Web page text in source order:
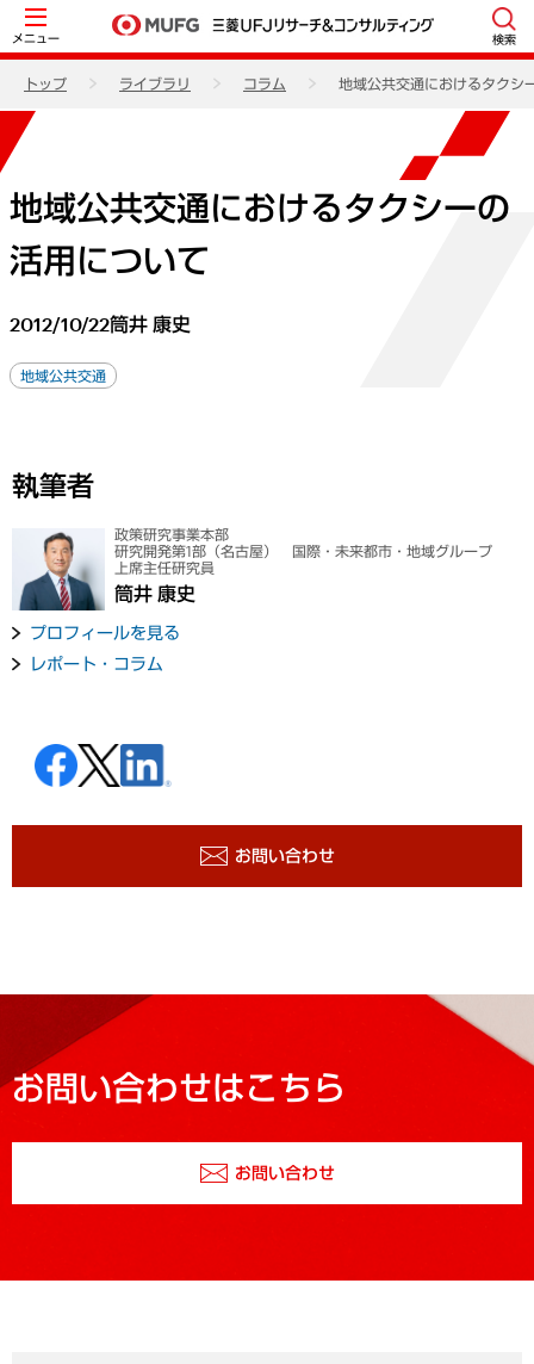
メニュー 検索
トップ ライブラリ コラム 地域公共交通におけるタクシ
地域公共交通におけるタクシーの
活用について
2012/10/22筒井 康史
地域公共交通
執筆者
政策研究事業本部
研究開発第1部（名古屋） 国際・未来都市・地域グループ
上席主任研究員
筒井 康史
プロフィールを見る
レポート・コラム
お問い合わせ
お問い合わせはこちら
お問い合わせ